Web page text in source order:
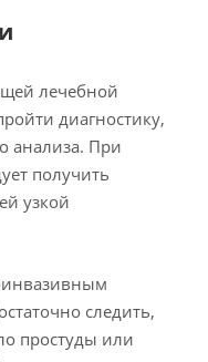
лечебной
диагностику,
анализа. При
получить
узкой
следить,
простуды или